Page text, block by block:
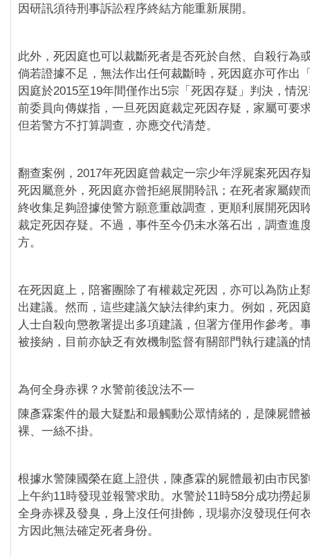
因研訊須待刑事訴訟程序終結方能重新展開。
此外，死因庭也可以裁斷死者是否死於自然、自殺行為
倘若證據不足，無法作出任何裁斷時，死因庭亦可作出
因庭於2015至19年間僅作出5宗「死因存疑」判決，情
前委員向傳媒指，一旦死因庭裁定死因存疑，家屬可要
但若警方不打算調查，亦應交代清楚。
翻查案例，2017年死因庭曾裁定一宗少年浮屍案死因存
死因屬意外，死因庭亦曾拒絕展開聆訊；在死者家屬鍥
終收集足夠證據使警方願意重啟調查，更順利展開死因
裁定死因存疑。不過，事件至今仍未水落石出，調查進
方。
在死因庭上，陪審團除了有權裁定死因，亦可以為防止
出建議。然而，這些建議欠缺法律約束力。例如，死因
人士自殺向懲教署提出多項建議，但署方僅用作參考。
被接納，目前亦缺乏有效機制監督有關部門執行建議的
為何全身赤裸？水警前後說法不一
陳彥霖案件的最大疑點和最觸動公眾情緒的，是陳屍體
裸、一絲不掛。
根據水警陳國榮在庭上證供，陳彥霖的屍體最初由市民
上午約11時發現並報警求助。水警於11時58分成功撈起
全身赤裸及發臭，身上沒任何掛飾，現場亦沒發現任何
方因此無法確定死者身份。